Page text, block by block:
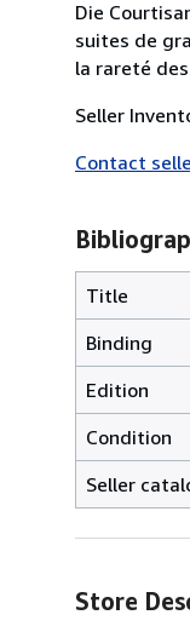
Die
suites de
la rareté des
Seller
Contact
Title
Binding
Edition
Condition
Seller
Store